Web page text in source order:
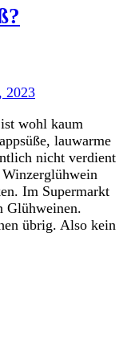
2023
wohl kaum
lauwarme
nicht verdient
Im Supermarkt
Glühweinen.
übrig. Also kein